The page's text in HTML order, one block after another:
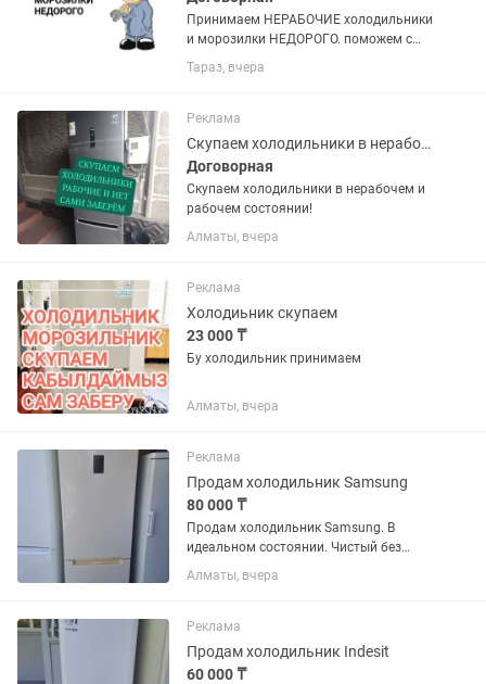
Принимаем НЕРАБОЧИЕ холодильники
и морозилки НЕДОРОГО. поможем с
утилизацией и выноса с этажей старой
техники.
Тараз, вчера
Реклама
Скупаем холодильники в нерабочем и рабочем состоянии!
Договорная
Скупаем холодильники в нерабочем и
рабочем состоянии!
Алматы, вчера
Реклама
Холодиьник скупаем
23 000 ₸
Бу холодильник принимаем
Алматы, вчера
Реклама
Продам холодильник Samsung
80 000 ₸
Продам холодильник Samsung. В
идеальном состоянии. Чистый без
запахов резинки целые. Возможно
доставка
Алматы, вчера
Реклама
Продам холодильник Indesit
60 000 ₸